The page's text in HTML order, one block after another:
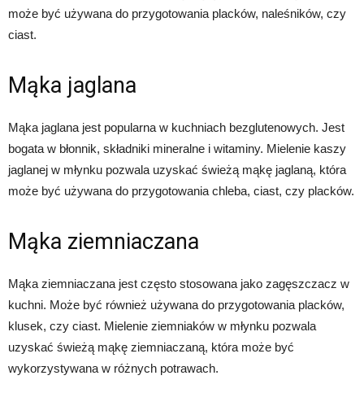
może być używana do przygotowania placków, naleśników, czy
ciast.
Mąka jaglana
Mąka jaglana jest popularna w kuchniach bezglutenowych. Jest
bogata w błonnik, składniki mineralne i witaminy. Mielenie kaszy
jaglanej w młynku pozwala uzyskać świeżą mąkę jaglaną, która
może być używana do przygotowania chleba, ciast, czy placków.
Mąka ziemniaczana
Mąka ziemniaczana jest często stosowana jako zagęszczacz w
kuchni. Może być również używana do przygotowania placków,
klusek, czy ciast. Mielenie ziemniaków w młynku pozwala
uzyskać świeżą mąkę ziemniaczaną, która może być
wykorzystywana w różnych potrawach.